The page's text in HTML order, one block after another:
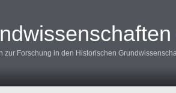
zur Forschung in den Historischen